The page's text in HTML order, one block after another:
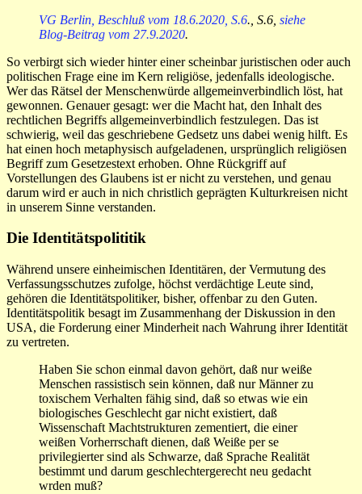
VG Berlin, Beschluß vom 18.6.2020, S.6., S.6, siehe
Blog-Beitrag vom 27.9.2020.
So verbirgt sich wieder hinter einer scheinbar juristischen oder auch
politischen Frage eine im Kern religiöse, jedenfalls ideologische.
Wer das Rätsel der Menschenwürde allgemeinverbindlich löst, hat
gewonnen. Genauer gesagt: wer die Macht hat, den Inhalt des
rechtlichen Begriffs allgemeinverbindlich festzulegen. Das ist
schwierig, weil das geschriebene Gedsetz uns dabei wenig hilft. Es
hat einen hoch metaphysisch aufgeladenen, ursprünglich religiösen
Begriff zum Gesetzestext erhoben. Ohne Rückgriff auf
Vorstellungen des Glaubens ist er nicht zu verstehen, und genau
darum wird er auch in nich christlich geprägten Kulturkreisen nicht
in unserem Sinne verstanden.
Die Identitätspolititik
Während unsere einheimischen Identitären, der Vermutung des
Verfassungsschutzes zufolge, höchst verdächtige Leute sind,
gehören die Identitätspolitiker, bisher, offenbar zu den Guten.
Identitätspolitik besagt im Zusammenhang der Diskussion in den
USA, die Forderung einer Minderheit nach Wahrung ihrer Identität
zu vertreten.
Haben Sie schon einmal davon gehört, daß nur weiße
Menschen rassistisch sein können, daß nur Männer zu
toxischem Verhalten fähig sind, daß so etwas wie ein
biologisches Geschlecht gar nicht existiert, daß
Wissenschaft Machtstrukturen zementiert, die einer
weißen Vorherrschaft dienen, daß Weiße per se
privilegierter sind als Schwarze, daß Sprache Realität
bestimmt und darum geschlechtergerecht neu gedacht
wrden muß?